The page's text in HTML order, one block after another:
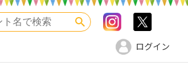
検索 Instagram
ログイン